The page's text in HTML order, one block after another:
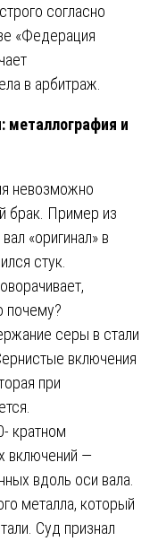
согласно
«Федерация
в арбитраж.
металлография и
невозможно
брак. Пример из
«оригинал» в
стук.
почему?
серы в стали
включения
при
кратном
включений —
вдоль оси вала.
металла, который
Суд признал